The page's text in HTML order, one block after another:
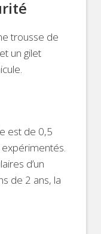
trousse de
un gilet
est de 0,5
d’un
de 2 ans, la